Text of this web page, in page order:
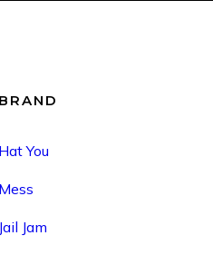
BRAND
Hat You
Mess
Jail Jam